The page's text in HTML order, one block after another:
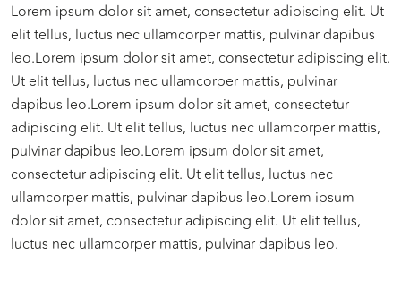
Lorem ipsum dolor sit amet, consectetur adipiscing elit. Ut
elit tellus, luctus nec ullamcorper mattis, pulvinar dapibus
leo.Lorem ipsum dolor sit amet, consectetur adipiscing elit.
Ut elit tellus, luctus nec ullamcorper mattis, pulvinar
dapibus leo.Lorem ipsum dolor sit amet, consectetur
adipiscing elit. Ut elit tellus, luctus nec ullamcorper mattis,
pulvinar dapibus leo.Lorem ipsum dolor sit amet,
consectetur adipiscing elit. Ut elit tellus, luctus nec
ullamcorper mattis, pulvinar dapibus leo.Lorem ipsum
dolor sit amet, consectetur adipiscing elit. Ut elit tellus,
luctus nec ullamcorper mattis, pulvinar dapibus leo.